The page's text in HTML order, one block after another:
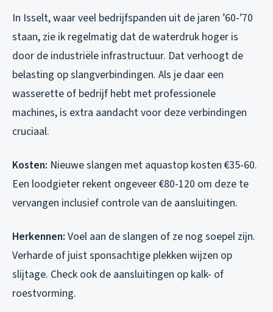
In Isselt, waar veel bedrijfspanden uit de jaren ’60-’70
staan, zie ik regelmatig dat de waterdruk hoger is
door de industriële infrastructuur. Dat verhoogt de
belasting op slangverbindingen. Als je daar een
wasserette of bedrijf hebt met professionele
machines, is extra aandacht voor deze verbindingen
cruciaal.
Kosten: Nieuwe slangen met aquastop kosten €35-60.
Een loodgieter rekent ongeveer €80-120 om deze te
vervangen inclusief controle van de aansluitingen.
Herkennen: Voel aan de slangen of ze nog soepel zijn.
Verharde of juist sponsachtige plekken wijzen op
slijtage. Check ook de aansluitingen op kalk- of
roestvorming.